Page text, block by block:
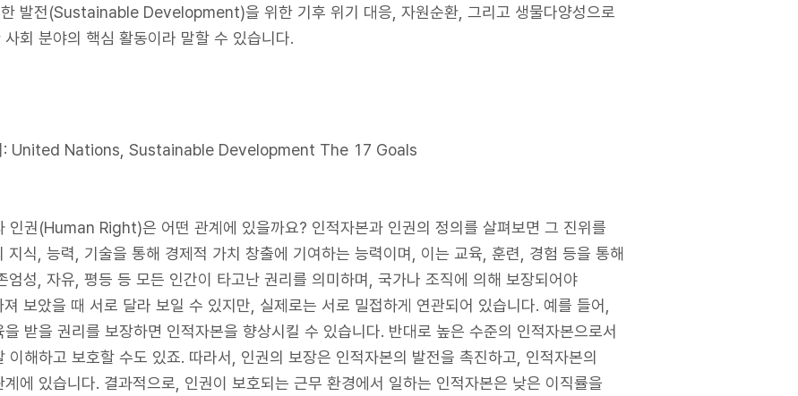
발전(Sustainable Development)을 위한 기후 위기 대응, 자원순환, 그리고 생물다양성으로
회 분야의 핵심 활동이라 말할 수 있습니다.
: United Nations, Sustainable Development The 17 Goals
권(Human Right)은 어떤 관계에 있을까요? 인적자본과 인권의 정의를 살펴보면 그 진위를
지식, 능력, 기술을 통해 경제적 가치 창출에 기여하는 능력이며, 이는 교육, 훈련, 경험 등을 통해
엄성, 자유, 평등 등 모든 인간이 타고난 권리를 의미하며, 국가나 조직에 의해 보장되어야
보았을 때 서로 달라 보일 수 있지만, 실제로는 서로 밀접하게 연관되어 있습니다. 예를 들어,
받을 권리를 보장하면 인적자본을 향상시킬 수 있습니다. 반대로 높은 수준의 인적자본으로서
해하고 보호할 수도 있죠. 따라서, 인권의 보장은 인적자본의 발전을 촉진하고, 인적자본의
에 있습니다. 결과적으로, 인권이 보호되는 근무 환경에서 일하는 인적자본은 낮은 이직률을